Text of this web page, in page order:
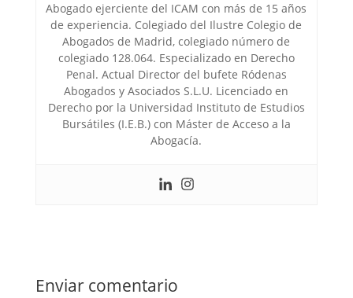
Abogado ejerciente del ICAM con más de 15 años
de experiencia. Colegiado del Ilustre Colegio de
Abogados de Madrid, colegiado número de
colegiado 128.064. Especializado en Derecho
Penal. Actual Director del bufete Ródenas
Abogados y Asociados S.L.U. Licenciado en
Derecho por la Universidad Instituto de Estudios
Bursátiles (I.E.B.) con Máster de Acceso a la
Abogacía.
Enviar comentario